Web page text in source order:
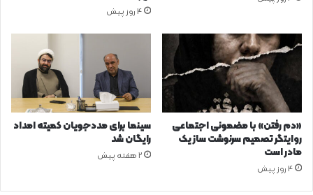
4 روز پیش
«دم رفتن» با مضمونی اجتماعی
روایتگر تصمیم سرنوشت ساز یک
مادر است
4 روز پیش
سینما برای مددجویان کمیته امداد
رایگان شد
2 هفته پیش